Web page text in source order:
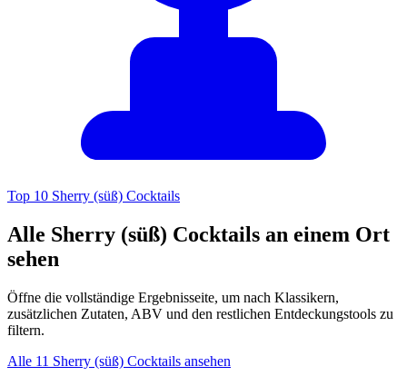
Top 10 Sherry (süß) Cocktails
Alle Sherry (süß) Cocktails an einem Ort
sehen
Öffne die vollständige Ergebnisseite, um nach Klassikern,
zusätzlichen Zutaten, ABV und den restlichen Entdeckungstools zu
filtern.
Alle 11 Sherry (süß) Cocktails ansehen